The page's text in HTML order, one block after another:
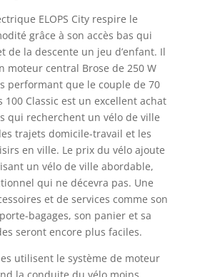
ELOPS City respire le
grâce à son accès bas qui
de la descente un jeu d’enfant. Il
moteur central Brose de 250 W
performant que le couple de 70
100 Classic est un excellent achat
qui recherchent un vélo de ville
trajets domicile-travail et les
en ville. Le prix du vélo ajoute
un vélo de ville abordable,
qui ne décevra pas. Une
et de services comme son
bagages, son panier et sa
seront encore plus faciles.
utilisent le système de moteur